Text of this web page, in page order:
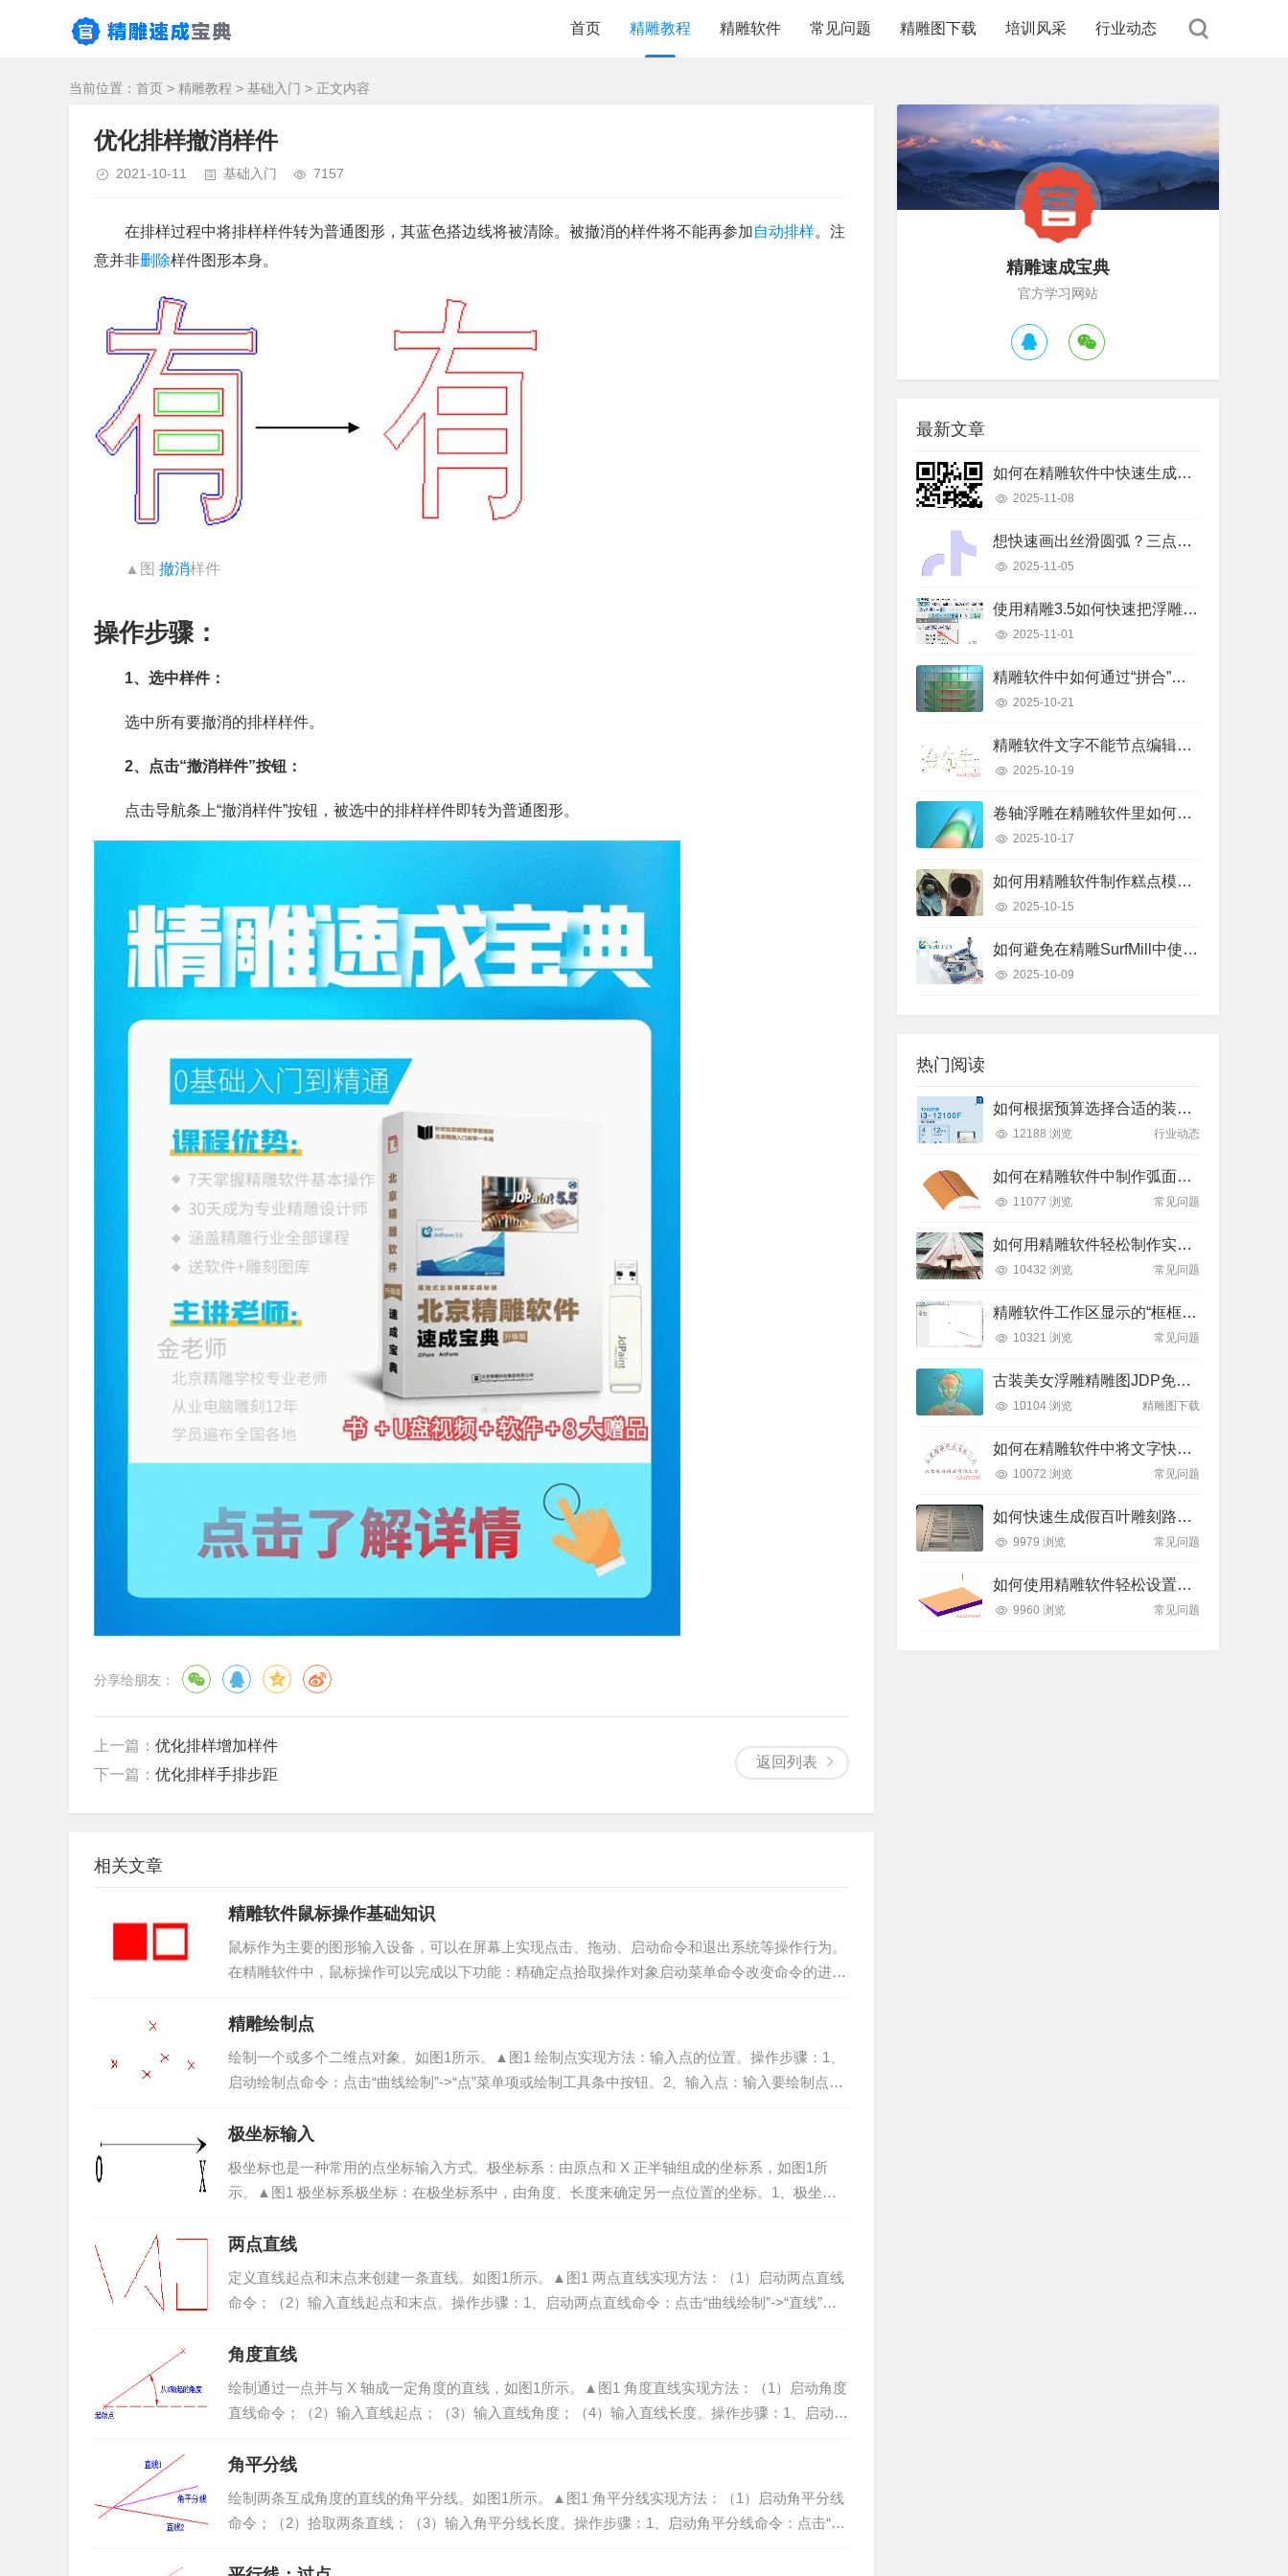
首页 精雕教程 精雕软件 常见问题 精雕图下载 培训风采 行业动态
当前位置： 首页 > 精雕教程 > 基础入门 > 正文内容
优化排样撤消样件
2021-10-11 基础入门 7157
在排样过程中将排样样件转为普通图形，其蓝色搭边线将被清除。被撤消的样件将不能再参加自动排样。注
意并非删除样件图形本身。
▲图 撤消样件
操作步骤：
1、选中样件：
选中所有要撤消的排样样件。
2、点击“撤消样件”按钮：
点击导航条上“撤消样件”按钮，被选中的排样样件即转为普通图形。
分享给朋友：
返回列表
上一篇： 优化排样增加样件
下一篇： 优化排样手排步距
相关文章
精雕软件鼠标操作基础知识
鼠标作为主要的图形输入设备，可以在屏幕上实现点击、拖动、启动命令和退出系统等操作行为。
在精雕软件中，鼠标操作可以完成以下功能：精确定点拾取操作对象启动菜单命令改变命令的进程
结束运行命令下文总结精雕软件中一些主要的鼠标操作约定和实现功能。▲图...
精雕绘制点
绘制一个或多个二维点对象。如图1所示。▲图1 绘制点实现方法：输入点的位置。操作步骤：1、
启动绘制点命令：点击“曲线绘制”->“点”菜单项或绘制工具条中按钮。2、输入点：输入要绘制点的
位置。可完成多个点的绘制，单击右键结束命...
极坐标输入
极坐标也是一种常用的点坐标输入方式。极坐标系：由原点和 X 正半轴组成的坐标系，如图1所
示。▲图1 极坐标系极坐标：在极坐标系中，由角度、长度来确定另一点位置的坐标。1、极坐标
的表示方法（~长度，角度）或（~ρ，α）。如图2所示。▲图2 极...
两点直线
定义直线起点和末点来创建一条直线。如图1所示。▲图1 两点直线实现方法：（1）启动两点直线
命令；（2）输入直线起点和末点。操作步骤：1、启动两点直线命令：点击“曲线绘制”->“直线”菜
单项或绘制工具条中的<两点直线（图2）>...
角度直线
绘制通过一点并与 X 轴成一定角度的直线，如图1所示。▲图1 角度直线实现方法：（1）启动角度
直线命令；（2）输入直线起点；（3）输入直线角度；（4）输入直线长度。操作步骤：1、启动角
度直线命令：点击“曲线绘制”-> “直线”菜单项或...
角平分线
绘制两条互成角度的直线的角平分线。如图1所示。▲图1 角平分线实现方法：（1）启动角平分线
命令；（2）拾取两条直线；（3）输入角平分线长度。操作步骤：1、启动角平分线命令：点击“曲
线绘制”->“直线”菜单项或绘制工具条中的<两点...
精雕速成宝典
官方学习网站
最新文章
如何在精雕软件中快速生成二维码线条？详细操作步骤解析
2025-11-08
想快速画出丝滑圆弧？三点弧工具真的好用吗？
2025-11-05
使用精雕3.5如何快速把浮雕路径转换成曲面模型？
2025-11-01
精雕软件中如何通过“拼合”实现浮雕图的渐变叠加？
2025-10-21
精雕软件文字不能节点编辑怎么办？快速解决指南
2025-10-19
卷轴浮雕在精雕软件里如何快速制作出来？
2025-10-17
如何用精雕软件制作糕点模具？只需这几个步骤
2025-10-15
如何避免在精雕SurfMill中使用“保持曲线高度”和“投影变换”时的常见错误？
2025-10-09
热门阅读
如何根据预算选择合适的装机方案？了解2025年主流价位段的性能差异
12188 浏览 行业动态
如何在精雕软件中制作弧面雕刻路径？
11077 浏览 常见问题
如何用精雕软件轻松制作实木装饰线条踢脚线？
10432 浏览 常见问题
精雕软件工作区显示的“框框”是什么？如何轻松隐藏或显示？
10321 浏览 常见问题
古装美女浮雕精雕图JDP免费下载
10104 浏览 精雕图下载
如何在精雕软件中将文字快速排列到弧形线条上？全步骤详解
10072 浏览 常见问题
如何快速生成假百叶雕刻路径？精雕软件全流程教学
9979 浏览 常见问题
如何使用精雕软件轻松设置斜坡面雕刻路径？
9960 浏览 常见问题